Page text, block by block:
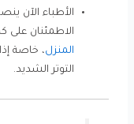
الأطباء الآن
الاطمئنان على
المنزل، خاصة
التوتر الشديد.